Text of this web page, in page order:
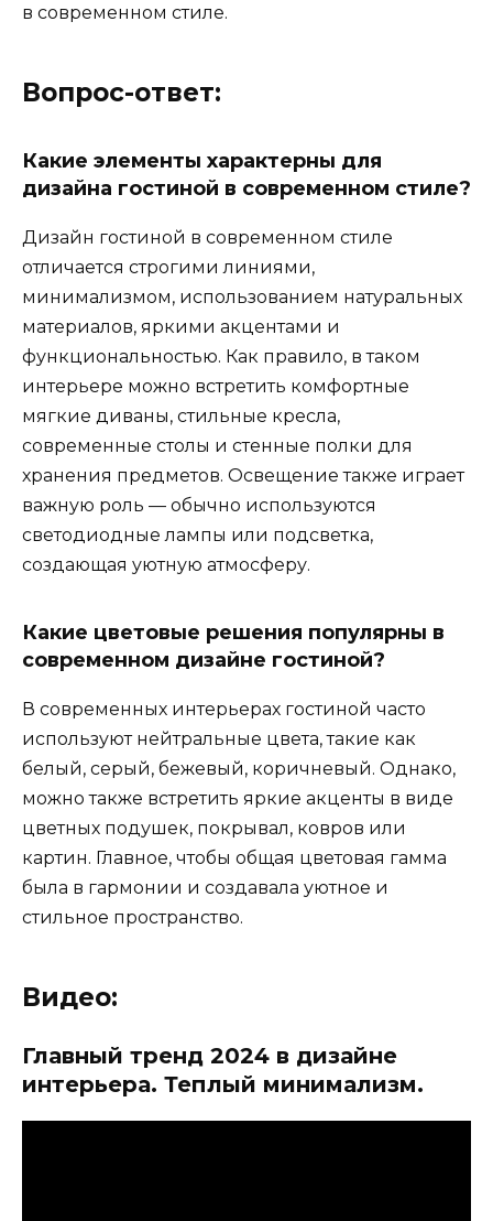
в современном стиле.
Вопрос-ответ:
Какие элементы характерны для
дизайна гостиной в современном стиле?
Дизайн гостиной в современном стиле
отличается строгими линиями,
минимализмом, использованием натуральных
материалов, яркими акцентами и
функциональностью. Как правило, в таком
интерьере можно встретить комфортные
мягкие диваны, стильные кресла,
современные столы и стенные полки для
хранения предметов. Освещение также играет
важную роль — обычно используются
светодиодные лампы или подсветка,
создающая уютную атмосферу.
Какие цветовые решения популярны в
современном дизайне гостиной?
В современных интерьерах гостиной часто
используют нейтральные цвета, такие как
белый, серый, бежевый, коричневый. Однако,
можно также встретить яркие акценты в виде
цветных подушек, покрывал, ковров или
картин. Главное, чтобы общая цветовая гамма
была в гармонии и создавала уютное и
стильное пространство.
Видео:
Главный тренд 2024 в дизайне
интерьера. Теплый минимализм.